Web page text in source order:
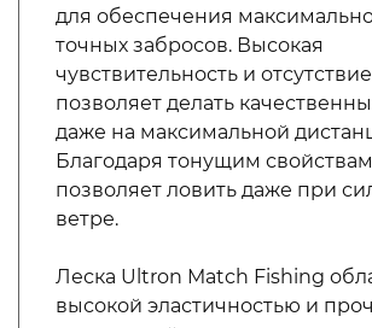
для обеспечения
точных забросов. Высокая
чувствительность и
позволяет делать
даже на максимальной
Благодаря тонущим
позволяет ловить даже при
ветре.
Леска Ultron Match Fishing
высокой эластичностью и